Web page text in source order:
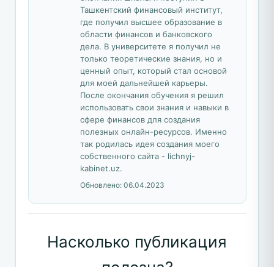
Ташкентский финансовый институт,
где получил высшее образование в
области финансов и банковского
дела. В университете я получил не
только теоретические знания, но и
ценный опыт, который стал основой
для моей дальнейшей карьеры.
После окончания обучения я решил
использовать свои знания и навыки в
сфере финансов для создания
полезных онлайн-ресурсов. Именно
так родилась идея создания моего
собственного сайта - lichnyj-
kabinet.uz.
Обновлено: 06.04.2023
Насколько публикация